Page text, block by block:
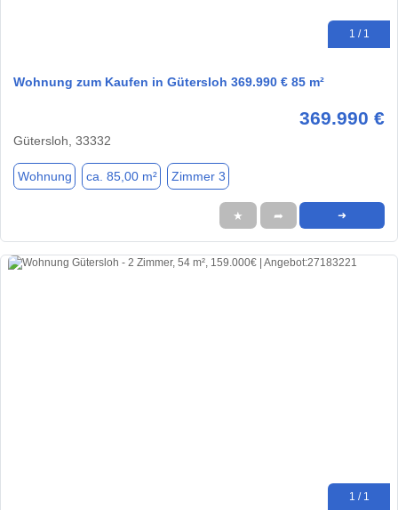
1 / 1
Wohnung zum Kaufen in Gütersloh 369.990 € 85 m²
369.990 €
Gütersloh, 33332
Wohnung ca. 85,00 m² Zimmer 3
★ ➦ ➜
1 / 1